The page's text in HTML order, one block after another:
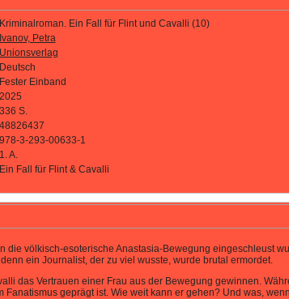
Kriminalroman. Ein Fall für Flint und Cavalli (10)
Ivanov, Petra
Unionsverlag
Deutsch
Fester Einband
2025
336 S.
48826437
978-3-293-00633-1
1. A.
Ein Fall für Flint & Cavalli
die völkisch-esoterische Anastasia-Bewegung eingeschleust
ein Journalist, der zu viel wusste, wurde brutal ermordet.
das Vertrauen einer Frau aus der Bewegung gewinnen.
geprägt ist. Wie weit kann er gehen? Und was,